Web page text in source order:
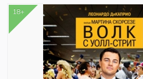
18+